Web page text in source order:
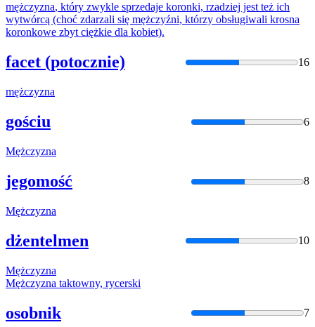
mężczyzna, który zwykle sprzedaje koronki, rzadziej jest też ich
wytwórcą (choć zdarzali się mężczyźni, którzy obsługiwali krosna
koronkowe zbyt ciężkie dla kobiet).
facet (potocznie) 16
mężczyzna
gościu 6
Mężczyzna
jegomość 8
Mężczyzna
dżentelmen 10
Mężczyzna
Mężczyzna taktowny, rycerski
osobnik 7